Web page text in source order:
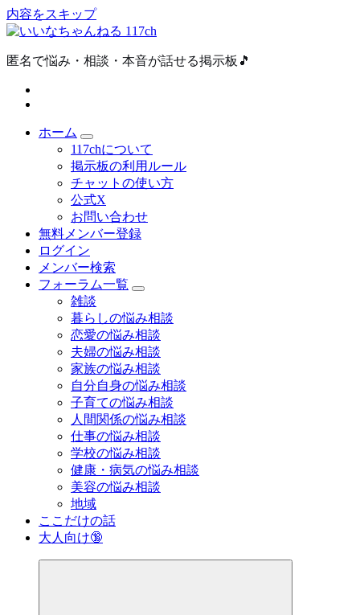
内容をスキップ
匿名で悩み・相談・本音が話せる掲示板🎵
ホーム
117chについて
掲示板の利用ルール
チャットの使い方
公式X
お問い合わせ
無料メンバー登録
ログイン
メンバー検索
フォーラム一覧
雑談
暮らしの悩み相談
恋愛の悩み相談
夫婦の悩み相談
家族の悩み相談
自分自身の悩み相談
子育ての悩み相談
人間関係の悩み相談
仕事の悩み相談
学校の悩み相談
健康・病気の悩み相談
美容の悩み相談
地域
ここだけの話
大人向け🔞